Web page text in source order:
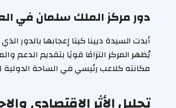
دور مركز الملك سلمان في
أبدت السيدة ديينا كيتا إعجابها بالدور
يُظهر المركز التزامًا قويًا بتقديم الدعم
مكانته كلاعب رئيسي في الساحة الدولية